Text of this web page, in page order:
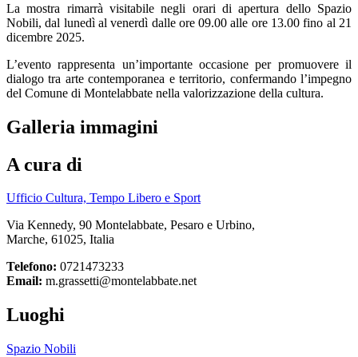
La mostra rimarrà visitabile negli orari di apertura dello Spazio
Nobili, dal lunedì al venerdì dalle ore 09.00 alle ore 13.00 fino al 21
dicembre 2025.
L’evento rappresenta un’importante occasione per promuovere il
dialogo tra arte contemporanea e territorio, confermando l’impegno
del Comune di Montelabbate nella valorizzazione della cultura.
Galleria immagini
A cura di
Ufficio Cultura, Tempo Libero e Sport
Via Kennedy, 90 Montelabbate, Pesaro e Urbino,
Marche, 61025, Italia
Telefono: 0721473233
Email: m.grassetti@montelabbate.net
Luoghi
Spazio Nobili